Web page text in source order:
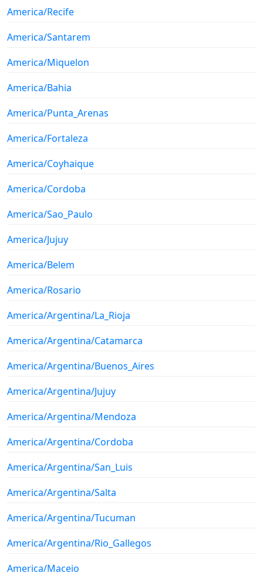
America/Recife
America/Santarem
America/Miquelon
America/Bahia
America/Punta_Arenas
America/Fortaleza
America/Coyhaique
America/Cordoba
America/Sao_Paulo
America/Jujuy
America/Belem
America/Rosario
America/Argentina/La_Rioja
America/Argentina/Catamarca
America/Argentina/Buenos_Aires
America/Argentina/Jujuy
America/Argentina/Mendoza
America/Argentina/Cordoba
America/Argentina/San_Luis
America/Argentina/Salta
America/Argentina/Tucuman
America/Argentina/Rio_Gallegos
America/Maceio